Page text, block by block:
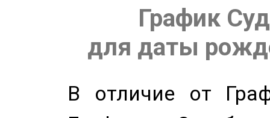
График
для даты
В отличие от